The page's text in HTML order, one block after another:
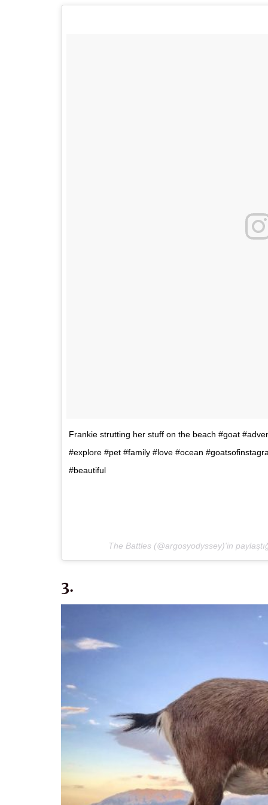
Frankie strutting her stuff on the beach #goat
#explore #pet #family #love #ocean
#beautiful
The Battles (@argosyodyssey)'in
3.